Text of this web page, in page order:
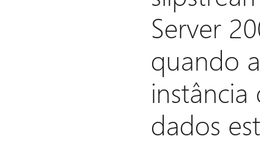
Server
quando
dados